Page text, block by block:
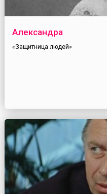
Александра
«Защитница людей»